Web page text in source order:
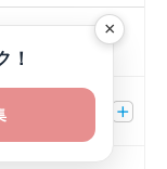
×
！